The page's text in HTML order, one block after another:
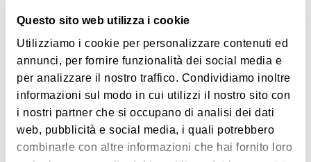
Questo sito web utilizza i cookie
Utilizziamo i cookie per personalizzare contenuti ed
annunci, per fornire funzionalità dei social media e
per analizzare il nostro traffico. Condividiamo inoltre
informazioni sul modo in cui utilizzi il nostro sito con
i nostri partner che si occupano di analisi dei dati
web, pubblicità e social media, i quali potrebbero
combinarle con altre informazioni che hai fornito loro
“Primaveranda”.
“The ocarotti wereinvented in 2007for the
biennal festival of ocarina", explains Leda Carisi,
vice president of the local association Pro loco and
responsible of the kitchens set up for local events.
The filling is based of freshricotta cheesemade
by a local producer,potatoes from Bolognaand
Interests
Food & Wine